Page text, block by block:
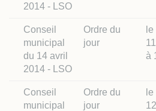
2014 - LSO
Conseil
municipal
du 14 avril
2014 - LSO
Ordre du
jour
le
à
Conseil
municipal
Ordre du
jour
le